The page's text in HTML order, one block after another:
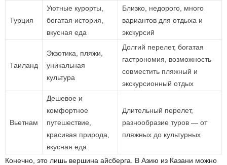
Турция
Уютные курорты,
богатая история,
вкусная еда
Близко, недорого, много
вариантов для отдыха и
экскурсий
Таиланд
Экзотика, пляжи,
уникальная
культура
Долгий перелет, богатая
гастрономия, возможность
совместить пляжный и
экскурсионный отдых
Вьетнам
Дешевое и
комфортное
путешествие,
красивая природа,
вкусная еда
Длительный перелет,
разнообразие туров — от
пляжных до культурных
Конечно, это лишь вершина айсберга. В Азию из Казани можно